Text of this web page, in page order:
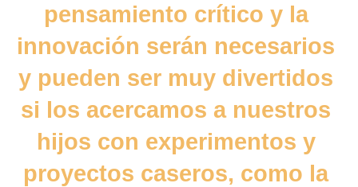
pensamiento crítico y la
innovación serán necesarios
y pueden ser muy divertidos
si los acercamos a nuestros
hijos con experimentos y
proyectos caseros, como la